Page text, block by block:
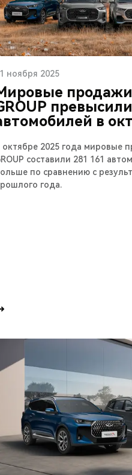
ноября 2025
продажи
в
октябре 2025 года мировые
составили 281 161
по сравнению с
года.